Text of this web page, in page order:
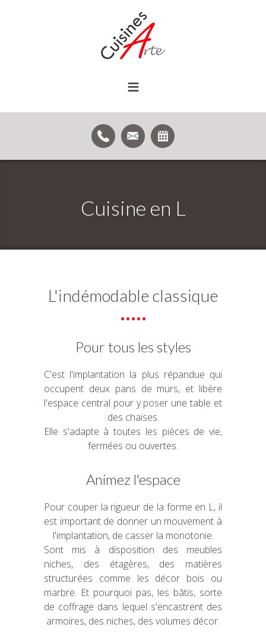
≡
Cuisine en L
L'indémodable classique
Pour tous les styles
C'est l'implantation la plus répandue qui
occupent deux pans de murs, et libère
l'espace central pour y poser une table et
des chaises.
Elle s'adapte à toutes les pièces de vie,
fermées ou ouvertes.
Animez l'espace
Pour couper la rigueur de la forme en L, il
est important de donner un mouvement à
l'implantation, de casser la monotonie.
Sont mis à disposition des meubles
niches, des étagères, des matières
structurées comme les décor bois ou
marbre. Et pourquoi pas, les bâtis, sorte
de coffrage dans lequel s'encastrent des
armoires, des niches, des volumes décor.